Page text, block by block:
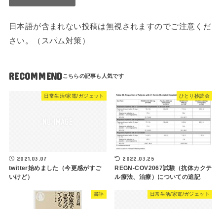
日本語が含まれない投稿は無視されますのでご注意くだ
さい。（スパム対策）
RECOMMEND
日常生活/家電/ガジェット
2021.03.07
twitter始めました（今更感がすご
いけど）
ひとり抄読会
2022.03.25
REGN-COV2067試験（抗体カクテ
ル療法、治療）についての追記
書評 日常生活/家電/ガジェット